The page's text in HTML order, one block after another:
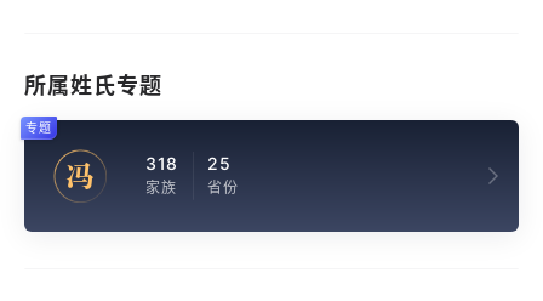
所属姓氏专题
冯 318
家族
25
省份
专题